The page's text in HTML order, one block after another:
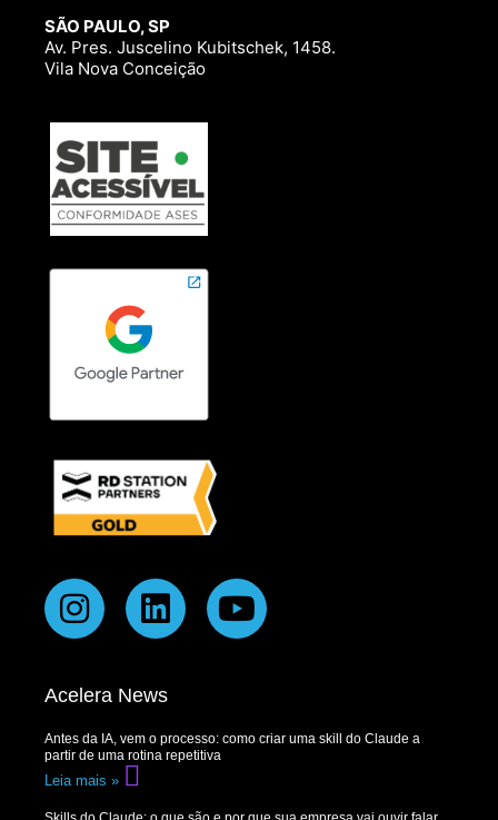
SÃO PAULO, SP
Av. Pres. Juscelino Kubitschek, 1458.
Vila Nova Conceição
Acelera News
Antes da IA, vem o processo: como criar uma skill do Claude a
partir de uma rotina repetitiva
Leia mais »